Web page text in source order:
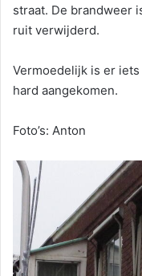
straat. De brandweer
ruit verwijderd.
Vermoedelijk is er
hard aangekomen.
Foto’s: Anton